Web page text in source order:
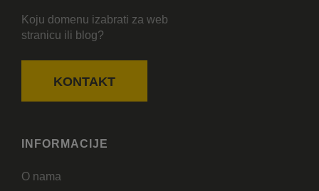
Koju domenu izabrati za web
stranicu ili blog?
KONTAKT
INFORMACIJE
O nama